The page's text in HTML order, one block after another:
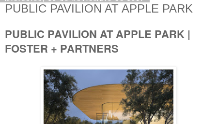
PUBLIC PAVILION AT APPLE PARK
PUBLIC PAVILION AT APPLE PARK |
FOSTER + PARTNERS